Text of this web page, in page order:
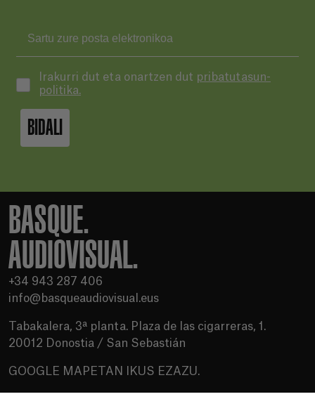
Irakurri dut eta onartzen dut pribatutasun-
politika.
BIDALI
BASQUE.
AUDIOVISUAL.
+34 943 287 406
info@basqueaudiovisual.eus
Tabakalera, 3ª planta. Plaza de las cigarreras, 1.
20012 Donostia / San Sebastián
GOOGLE MAPETAN IKUS EZAZU.